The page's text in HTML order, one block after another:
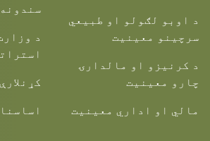
د اوبو لګولو او طبیعي
سرچینو معینیت
د کرنیزو او مالدارۍ
چارو معینیت
مالي او اداري معینیت
د
کړنلارې